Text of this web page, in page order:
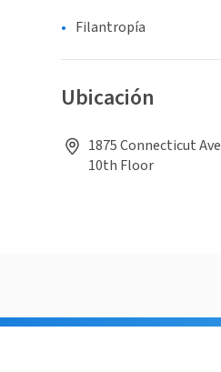
Filantropía
Ubicación
1875 Connecticut
10th Floor